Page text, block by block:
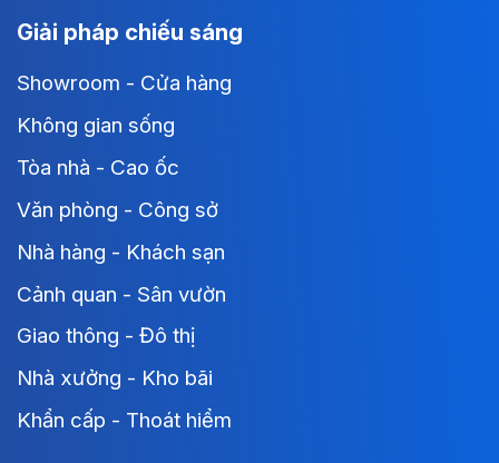
Giải pháp chiếu sáng
Showroom - Cửa hàng
Không gian sống
Tòa nhà - Cao ốc
Văn phòng - Công sở
Nhà hàng - Khách sạn
Cảnh quan - Sân vườn
Giao thông - Đô thị
Nhà xưởng - Kho bãi
Khẩn cấp - Thoát hiểm